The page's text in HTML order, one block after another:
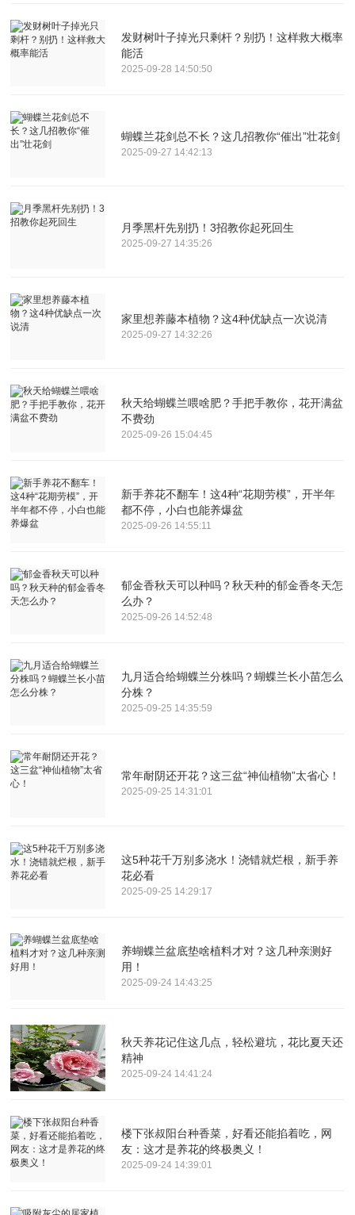
发财树叶子掉光只剩杆？别扔！这样救大概率
能活
2025-09-28 14:50:50
蝴蝶兰花剑总不长？这几招教你“催出”壮花剑
2025-09-27 14:42:13
月季黑杆先别扔！3招教你起死回生
2025-09-27 14:35:26
家里想养藤本植物？这4种优缺点一次说清
2025-09-27 14:32:26
秋天给蝴蝶兰喂啥肥？手把手教你，花开满盆
不费劲
2025-09-26 15:04:45
新手养花不翻车！这4种“花期劳模”，开半年
都不停，小白也能养爆盆
2025-09-26 14:55:11
郁金香秋天可以种吗？秋天种的郁金香冬天怎
么办？
2025-09-26 14:52:48
九月适合给蝴蝶兰分株吗？蝴蝶兰长小苗怎么
分株？
2025-09-25 14:35:59
常年耐阴还开花？这三盆“神仙植物”太省心！
2025-09-25 14:31:01
这5种花千万别多浇水！浇错就烂根，新手养
花必看
2025-09-25 14:29:17
养蝴蝶兰盆底垫啥植料才对？这几种亲测好
用！
2025-09-24 14:43:25
秋天养花记住这几点，轻松避坑，花比夏天还
精神
2025-09-24 14:41:24
楼下张叔阳台种香菜，好看还能掐着吃，网
友：这才是养花的终极奥义！
2025-09-24 14:39:01